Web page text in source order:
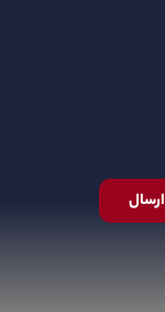
ارسال